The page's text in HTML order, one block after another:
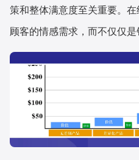
策和整体满意度至关重要。
顾客的情感需求，而不仅仅是